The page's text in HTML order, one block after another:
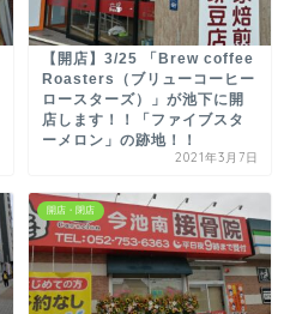
【開店】3/25 「Brew coffee
Roasters（ブリューコーヒー
ロースターズ）」が池下に開
店します！！「ファイブスタ
ーメロン」の跡地！！
2021年3月7日
開店・閉店